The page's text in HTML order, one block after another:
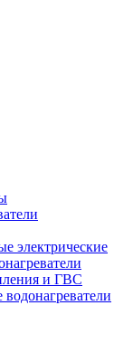
электрические
и ГВС